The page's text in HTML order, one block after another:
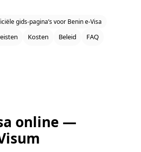
gids‑pagina’s voor Benin e‑Visa
Kosten Beleid
FAQ
online —